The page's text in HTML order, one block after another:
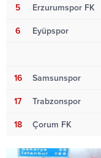
5 Erzurumspor FK
6 Eyüpspor
16 Samsunspor
17 Trabzonspor
18 Çorum FK